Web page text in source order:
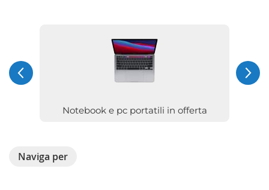
Notebook e pc portatili in offerta
Naviga per